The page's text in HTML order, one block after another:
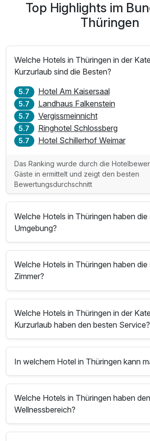
Top Highlights im
Thüringen
Welche Hotels in Thüringen in der
Kurzurlaub sind die Besten?
5.7 Hotel Am Kaisersaal
5.7 Landhaus Falkenstein
5.7 Vergissmeinnicht
5.7 Ringhotel Schlossberg
5.7 Hotel Schillerhof Weimar
Das Ranking wurde durch die
Gäste in ermittelt und zeigt den besten
Bewertungsdurchschnitt
Welche Hotels in Thüringen haben
Umgebung?
Welche Hotels in Thüringen haben
Zimmer?
Welche Hotels in Thüringen in der
Kurzurlaub haben den besten Service?
In welchem Hotel in Thüringen kann
Welche Hotels in Thüringen haben
Wellnessbereich?